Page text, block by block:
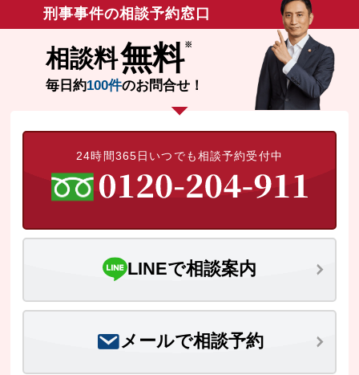
刑事事件の相談予約窓口
相談料無料
毎日約100件のお問合せ！
24時間365日いつでも相談予約受付中
LINEで相談案内
メールで相談予約